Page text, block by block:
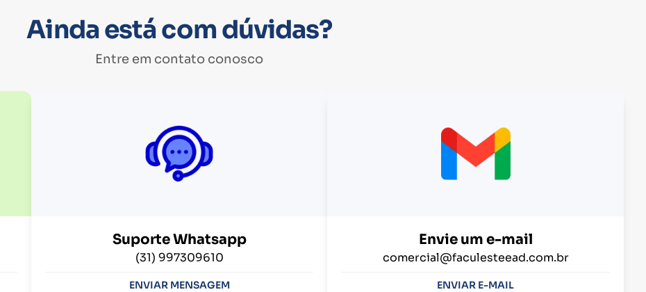
Ainda está com dúvidas?
Entre em contato conosco
Suporte Whatsapp
(31) 997309610
ENVIAR MENSAGEM
Envie um e-mail
comercial@faculesteead.com.br
ENVIAR E-MAIL